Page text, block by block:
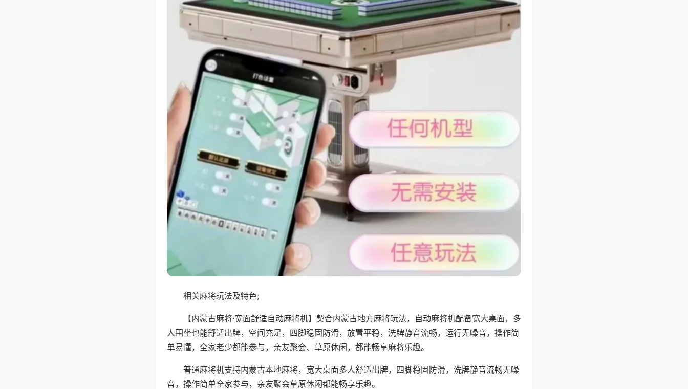
相关麻将玩法及特色;
【内蒙古麻将·宽面舒适自动麻将机】契合内蒙古地方麻将玩法，自动麻将机配备宽大桌面，多
人围坐也能舒适出牌，空间充足，四脚稳固防滑，放置平稳，洗牌静音流畅，运行无噪音，操作简
单易懂，全家老少都能参与，亲友聚会、草原休闲，都能畅享麻将乐趣。
普通麻将机支持内蒙古本地麻将，宽大桌面多人舒适出牌，四脚稳固防滑，洗牌静音流畅无噪
音，操作简单全家参与，亲友聚会草原休闲都能畅享乐趣。